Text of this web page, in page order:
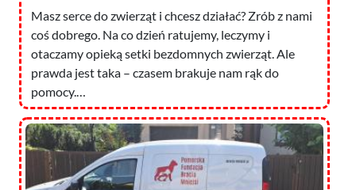
Masz serce do zwierząt i chcesz działać? Zrób z nami
coś dobrego. Na co dzień ratujemy, leczymy i
otaczamy opieką setki bezdomnych zwierząt. Ale
prawda jest taka – czasem brakuje nam rąk do
pomocy.…